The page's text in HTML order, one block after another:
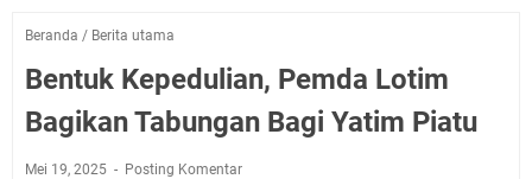
Beranda / Berita utama
Bentuk Kepedulian, Pemda Lotim
Bagikan Tabungan Bagi Yatim Piatu
Mei 19, 2025 Posting Komentar